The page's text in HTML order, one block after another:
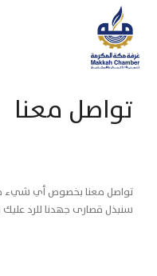
تواصل معنا
تواصل معنا بخصوص أي شيء
سنبذل قصارى جهدنا للرد